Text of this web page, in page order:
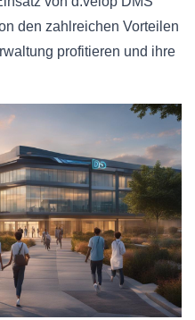
den zahlreichen Vorteilen
profitieren und ihre